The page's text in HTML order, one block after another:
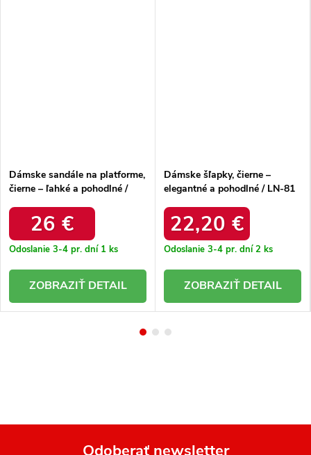
Dámske sandále na platforme,
čierne – ľahké a pohodlné /
26 €
Odoslanie 3-4 pr. dní 1 ks
DETAIL
Dámske šľapky, čierne –
elegantné a pohodlné / LN-81
22,20 €
Odoslanie 3-4 pr. dní2 ks
DETAIL